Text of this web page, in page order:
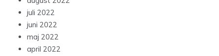
juli 2022
juni 2022
maj 2022
april 2022